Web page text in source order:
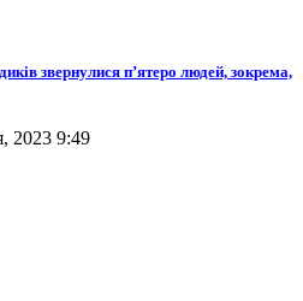
звернулися п’ятеро людей, зокрема,
2023 9:49